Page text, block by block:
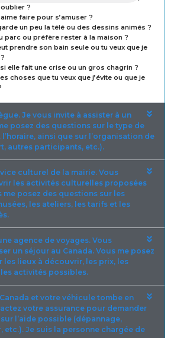
?
aime faire pour s’amuser ?
un peu la télé ou des dessins animés ?
parc ou préfère rester à la maison ?
prendre son bain seule ou tu veux que je
si elle fait une crise ou un gros chagrin ?
choses que tu veux que j’évite ou que je
Je vous invite à assister à un
posez des questions sur le type de
ainsi que sur l’organisation de
autres participants, etc.).
culturel de la mairie. Vous
les activités culturelles proposées
me posez des questions sur les
les ateliers, les tarifs et les
agence de voyages. Vous
un séjour au Canada. Vous me posez
les lieux à découvrir, les prix, les
activités possibles.
et votre véhicule tombe en
votre assurance pour demander
l’aide possible (dépannage,
etc.). Je suis la personne chargée de